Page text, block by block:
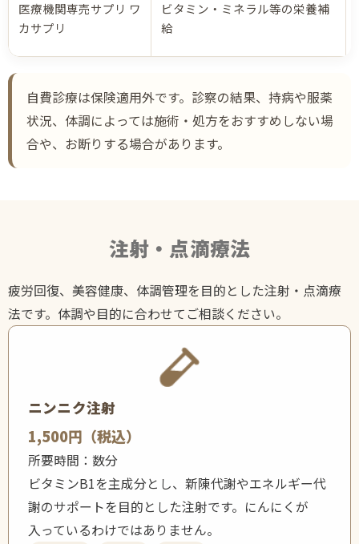
医療機関専売サプリ ワ
カサプリ
ビタミン・ミネラル等の栄養補
給
自費診療は保険適用外です。診察の結果、持病や服薬
状況、体調によっては施術・処方をおすすめしない場
合や、お断りする場合があります。
注射・点滴療法
疲労回復、美容健康、体調管理を目的とした注射・点滴療
法です。体調や目的に合わせてご相談ください。
ニンニク注射
1,500円（税込）
所要時間：数分
ビタミンB1を主成分とし、新陳代謝やエネルギー代
謝のサポートを目的とした注射です。にんにくが
入っているわけではありません。